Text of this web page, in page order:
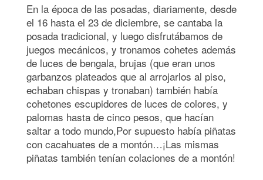
En la época de las posadas, diariamente, desde
el 16 hasta el 23 de diciembre, se cantaba la
posada tradicional, y luego disfrutábamos de
juegos mecánicos, y tronamos cohetes además
de luces de bengala, brujas (que eran unos
garbanzos plateados que al arrojarlos al piso,
echaban chispas y tronaban) también había
cohetones escupidores de luces de colores, y
palomas hasta de cinco pesos, que hacían
saltar a todo mundo,Por supuesto había piñatas
con cacahuates de a montón…¡Las mismas
piñatas también tenían colaciones de a montón!